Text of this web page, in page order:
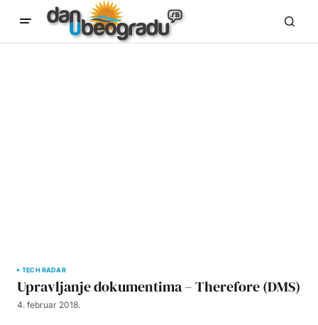
TECH RADAR
Upravljanje dokumentima – Therefore (DMS)
4. februar 2018.